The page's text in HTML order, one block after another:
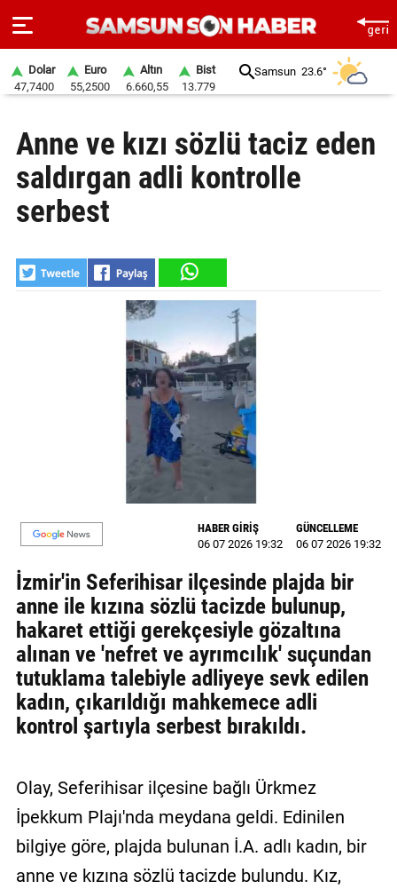
SAYFA
SAMSUN
HABER
GÜNDEM
YAZARLAR
BİZE
ULAŞIN
Künye
İletişim
Gizlilik
Politikası
Dolar
47,7400
Euro
55,2500
Altın
6.660,55
Bist
13.779
Samsun 23.6°
Anne ve kızı sözlü taciz eden
saldırgan adli kontrolle
serbest
HABER GİRİŞ
06 07 2026 19:32
GÜNCELLEME
06 07 2026 19:32
İzmir'in Seferihisar ilçesinde plajda bir
anne ile kızına sözlü tacizde bulunup,
hakaret ettiği gerekçesiyle gözaltına
alınan ve 'nefret ve ayrımcılık' suçundan
tutuklama talebiyle adliyeye sevk edilen
kadın, çıkarıldığı mahkemece adli
kontrol şartıyla serbest bırakıldı.
Olay, Seferihisar ilçesine bağlı Ürkmez
İpekkum Plajı'nda meydana geldi. Edinilen
bilgiye göre, plajda bulunan İ.A. adlı kadın, bir
anne ve kızına sözlü tacizde bulundu. Kız,